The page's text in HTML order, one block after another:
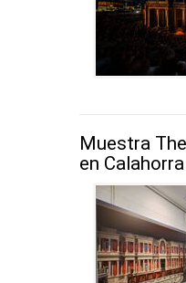
Muestra
en Calahorra